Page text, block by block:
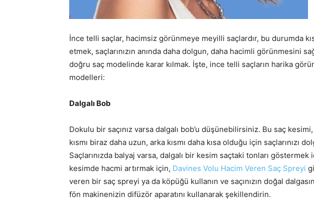
İnce telli saçlar, hacimsiz görünmeye meyilli saçlardır, bu durumda
etmek, saçlarınızın anında daha dolgun, daha hacimli görünmesini
doğru saç modelinde karar kılmak. İşte, ince telli saçların harika
modelleri:
Dalgalı Bob
Dokulu bir saçınız varsa dalgalı bob’u düşünebilirsiniz. Bu saç
kısmı biraz daha uzun, arka kısmı daha kısa olduğu için saçlarınızı
Saçlarınızda balyaj varsa, dalgalı bir kesim saçtaki tonları
kesimde hacmi artırmak için, Davines Volu Hacim Veren Saç Spreyi
veren bir saç spreyi ya da köpüğü kullanın ve saçınızın doğal
fön makinenizin difüzör aparatını kullanarak şekillendirin.